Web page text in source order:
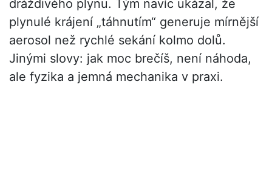
dráždivého plynu. Tým navíc ukázal, že
plynulé krájení „táhnutím“ generuje mírnější
aerosol než rychlé sekání kolmo dolů.
Jinými slovy: jak moc brečíš, není náhoda,
ale fyzika a jemná mechanika v praxi.